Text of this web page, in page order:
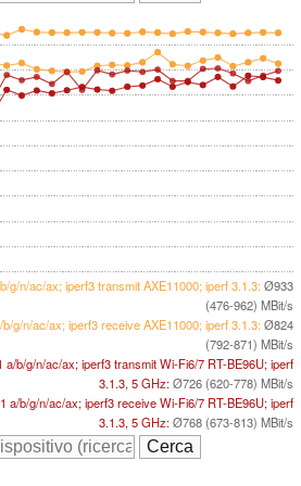
g/n/ac/ax; iperf3 transmit AXE11000; iperf 3.1.3:Ø933
(476-962) MBit/s
g/n/ac/ax; iperf3 receive AXE11000; iperf 3.1.3:Ø824
(792-871) MBit/s
a/b/g/n/ac/ax; iperf3 transmit Wi-Fi6/7 RT-BE96U; iperf
3.1.3, 5 GHz:Ø726 (620-778) MBit/s
a/b/g/n/ac/ax; iperf3 receive Wi-Fi6/7 RT-BE96U; iperf
3.1.3, 5 GHz:Ø768 (673-813) MBit/s